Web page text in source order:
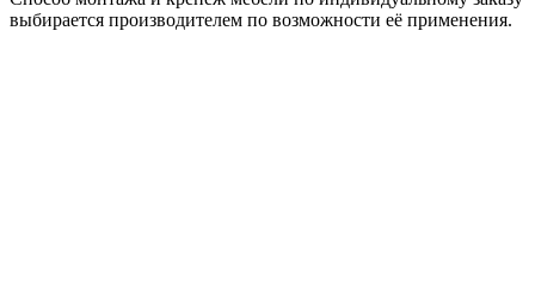
выбирается производителем по возможности её применения.